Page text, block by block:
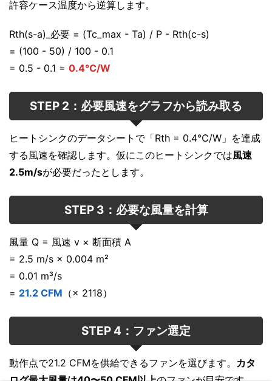
許容ケース温度から逆算します。
Rth(s-a)_必要 = (Tc_max - Ta) / P - Rth(c-s)
= (100 - 50) / 100 - 0.1
= 0.5 - 0.1 = 0.4℃/W
STEP 2：必要風速をグラフから読み取る
ヒートシンクのデータシートで「Rth = 0.4℃/W」を達成
する風速を確認します。仮にこのヒートシンクでは風速
2.5m/sが必要だったとします。
STEP 3：必要な風量を計算
風量 Q = 風速 v × 断面積 A
= 2.5 m/s × 0.004 m²
= 0.01 m³/s
= 21.2 CFM （× 2118）
STEP 4：ファン選定
動作点で21.2 CFMを供給できるファンを選びます。 カタ